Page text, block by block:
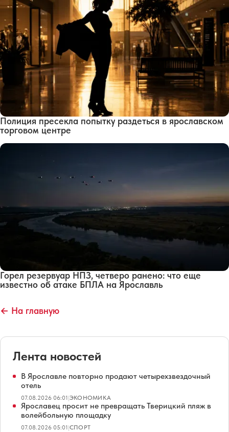
Полиция пресекла попытку раздеться в ярославском
торговом центре
Горел резервуар НПЗ, четверо ранено: что еще
известно об атаке БПЛА на Ярославль
← На главную
Лента новостей
В Ярославле повторно продают четырехзвездочный
отель
07.08.2026 06:01|ЭКОНОМИКА
Ярославец просит не превращать Тверицкий пляж в
волейбольную площадку
07.08.2026 05:01|СПОРТ